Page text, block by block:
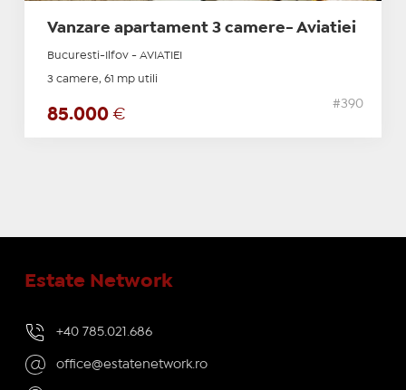
Vanzare apartament 3 camere- Aviatiei
Bucuresti-Ilfov - AVIATIEI
3 camere, 61 mp utili
85.000 €
#390
Estate Network
+40 785.021.686
office@estatenetwork.ro